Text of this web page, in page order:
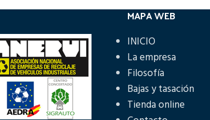
MAPA WEB
INICIO
La empresa
Filosofía
Bajas y tasación
Tienda online